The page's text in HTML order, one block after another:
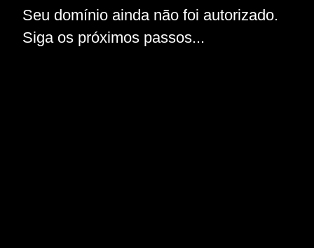
Seu domínio ainda não foi autorizado.
Siga os próximos passos...